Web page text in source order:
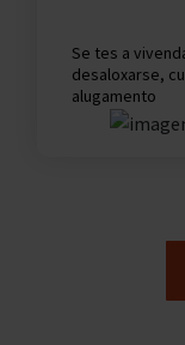
Se tes a
desaloxarse,
alugamento